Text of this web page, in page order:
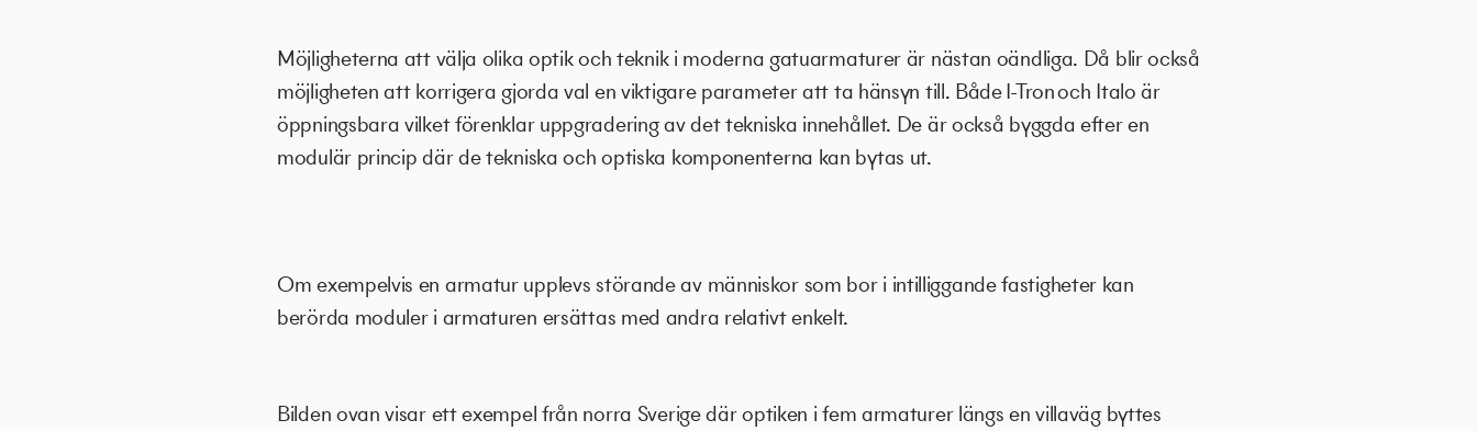
Möjligheterna att välja olika optik och teknik i moderna gatuarmaturer är nästan oändliga. Då blir också
möjligheten att korrigera gjorda val en viktigare parameter att ta hänsyn till. Både I-Tronoch Italo är
öppningsbara vilket förenklar uppgradering av det tekniska innehållet. De är också byggda efter en
modulär princip där de tekniska och optiska komponenterna kan bytas ut.
Om exempelvis en armatur upplevs störande av människor som bor i intilliggande fastigheter kan
berörda moduler i armaturen ersättas med andra relativt enkelt.
Bilden ovan visar ett exempel från norra Sverige där optiken i fem armaturer längs en villaväg byttes